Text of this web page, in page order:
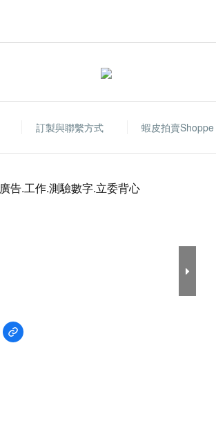
訂製與聯繫方式 蝦皮拍賣shoppe
廣告.工作.測驗數字.立委背心